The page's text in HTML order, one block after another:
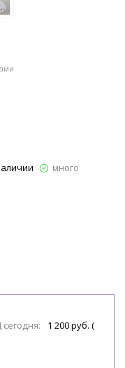
много
1 200 руб. (